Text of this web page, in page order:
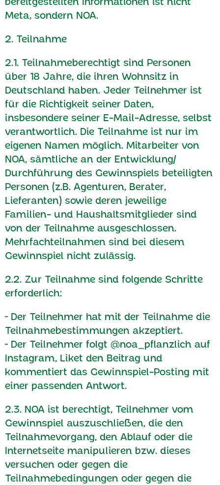
Meta, sondern NOA.
2. Teilnahme
2.1. Teilnahmeberechtigt sind Personen
über 18 Jahre, die ihren Wohnsitz in
Deutschland haben. Jeder Teilnehmer ist
für die Richtigkeit seiner Daten,
insbesondere seiner E-Mail-Adresse, selbst
verantwortlich. Die Teilnahme ist nur im
eigenen Namen möglich. Mitarbeiter von
NOA, sämtliche an der Entwicklung/
Durchführung des Gewinnspiels beteiligten
Personen (z.B. Agenturen, Berater,
Lieferanten) sowie deren jeweilige
Familien- und Haushaltsmitglieder sind
von der Teilnahme ausgeschlossen.
Mehrfachteilnahmen sind bei diesem
Gewinnspiel nicht zulässig.
2.2. Zur Teilnahme sind folgende Schritte
erforderlich:
╴Der Teilnehmer hat mit der Teilnahme die
Teilnahmebestimmungen akzeptiert.
╴Der Teilnehmer folgt @noa_pflanzlich auf
Instagram, Liket den Beitrag und
kommentiert das Gewinnspiel-Posting mit
einer passenden Antwort.
2.3. NOA ist berechtigt, Teilnehmer vom
Gewinnspiel auszuschließen, die den
Teilnahmevorgang, den Ablauf oder die
Internetseite manipulieren bzw. dieses
versuchen oder gegen die
Teilnahmebedingungen oder gegen die